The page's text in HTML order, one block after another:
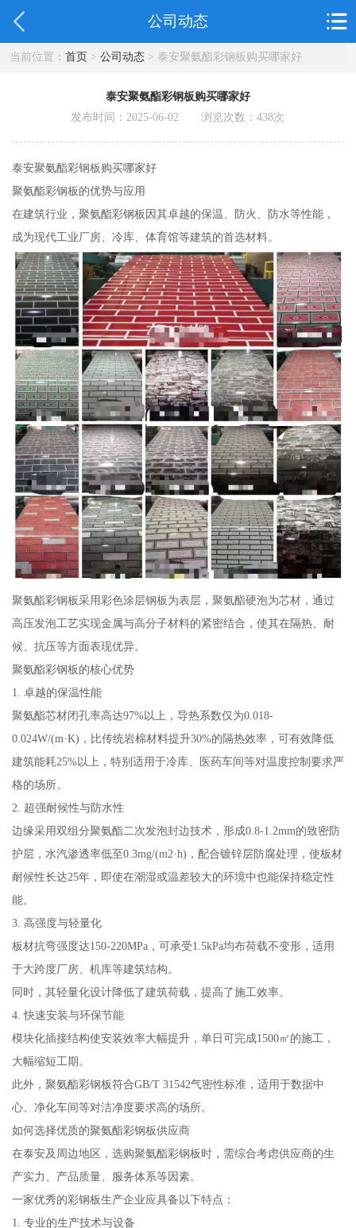
公司动态
当前位置： 首页> 公司动态> 泰安聚氨酯彩钢板购买哪家好
泰安聚氨酯彩钢板购买哪家好
发布时间：2025-06-02 浏览次数：438次
泰安聚氨酯彩钢板购买哪家好
聚氨酯彩钢板的优势与应用
在建筑行业，聚氨酯彩钢板因其卓越的保温、防火、防水等性能，
成为现代工业厂房、冷库、体育馆等建筑的首选材料。
聚氨酯彩钢板采用彩色涂层钢板为表层，聚氨酯硬泡为芯材，通过
高压发泡工艺实现金属与高分子材料的紧密结合，使其在隔热、耐
候、抗压等方面表现优异。
聚氨酯彩钢板的核心优势
1. 卓越的保温性能
聚氨酯芯材闭孔率高达97%以上，导热系数仅为0.018-
0.024W/(m·K)，比传统岩棉材料提升30%的隔热效率，可有效降低
建筑能耗25%以上，特别适用于冷库、医药车间等对温度控制要求严
格的场所。
2. 超强耐候性与防水性
边缘采用双组分聚氨酯二次发泡封边技术，形成0.8-1.2mm的致密防
护层，水汽渗透率低至0.3mg/(m2·h)，配合镀锌层防腐处理，使板材
耐候性长达25年，即使在潮湿或温差较大的环境中也能保持稳定性
能。
3. 高强度与轻量化
板材抗弯强度达150-220MPa，可承受1.5kPa均布荷载不变形，适用
于大跨度厂房、机库等建筑结构。
同时，其轻量化设计降低了建筑荷载，提高了施工效率。
4. 快速安装与环保节能
模块化插接结构使安装效率大幅提升，单日可完成1500㎡的施工，
大幅缩短工期。
此外，聚氨酯彩钢板符合GB/T 31542气密性标准，适用于数据中
心、净化车间等对洁净度要求高的场所。
如何选择优质的聚氨酯彩钢板供应商
在泰安及周边地区，选购聚氨酯彩钢板时，需综合考虑供应商的生
产实力、产品质量、服务体系等因素。
一家优秀的彩钢板生产企业应具备以下特点：
1. 专业的生产技术与设备